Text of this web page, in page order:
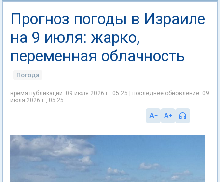
Прогноз погоды в Израиле
на 9 июля: жарко,
переменная облачность
Погода
время публикации: 09 июля 2026 г., 05:25 | последнее обновление: 09
июля 2026 г., 05:25